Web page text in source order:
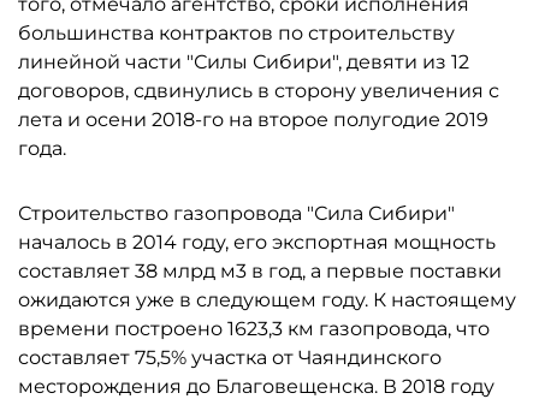
большинства контрактов по строительству
линейной части "Силы Сибири", девяти из 12
договоров, сдвинулись в сторону увеличения с
лета и осени 2018-го на второе полугодие 2019
года.
Строительство газопровода "Сила Сибири"
началось в 2014 году, его экспортная мощность
составляет 38 млрд м3 в год, а первые поставки
ожидаются уже в следующем году. К настоящему
времени построено 1623,3 км газопровода, что
составляет 75,5% участка от Чаяндинского
месторождения до Благовещенска. В 2018 году